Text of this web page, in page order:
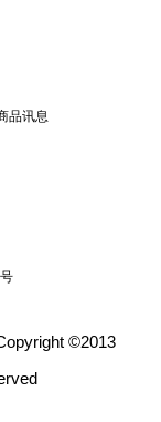
品讯息
©2013